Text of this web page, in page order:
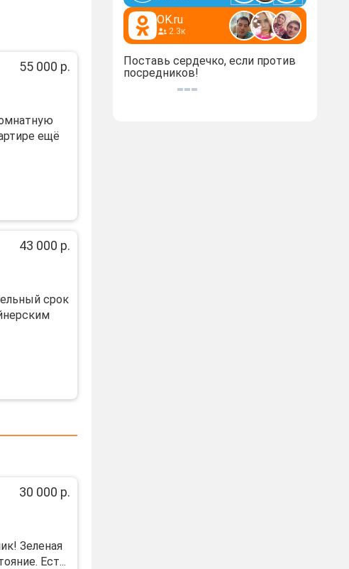
55 000 р.
ещё
43 000 р.
срок
30 000 р.
Зеленая
Ест...
OK.ru
2.3к
Поставь сердечко, если против
посредников!